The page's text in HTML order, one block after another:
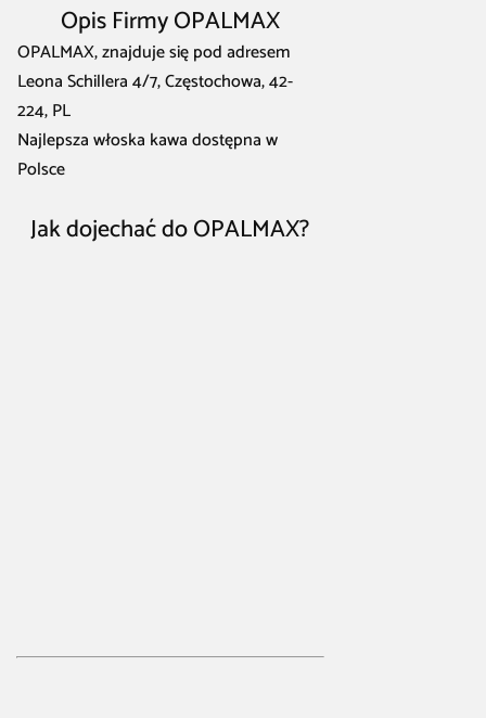
Opis Firmy OPALMAX
OPALMAX, znajduje się pod adresem
Leona Schillera 4/7, Częstochowa, 42-
224, PL
Najlepsza włoska kawa dostępna w
Polsce
Jak dojechać do OPALMAX?